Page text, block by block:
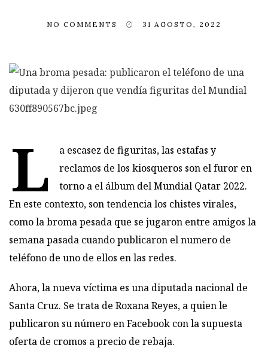
NO COMMENTS 31 AGOSTO, 2022
L a escasez de figuritas, las estafas y
reclamos de los kiosqueros son el furor en
torno a el álbum del Mundial Qatar 2022.
En este contexto, son tendencia los chistes virales,
como la broma pesada que se jugaron entre amigos la
semana pasada cuando publicaron el numero de
teléfono de uno de ellos en las redes.
Ahora, la nueva víctima es una diputada nacional de
Santa Cruz. Se trata de Roxana Reyes, a quien le
publicaron su número en Facebook con la supuesta
oferta de cromos a precio de rebaja.